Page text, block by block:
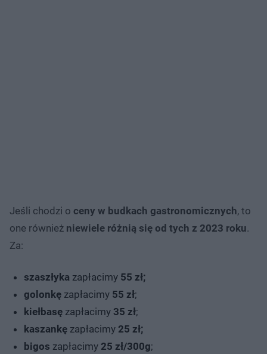
Jeśli chodzi o ceny w budkach gastronomicznych, to
one również niewiele różnią się od tych z 2023 roku.
Za:
szaszłyka zapłacimy 55 zł;
golonkę zapłacimy 55 zł;
kiełbasę zapłacimy 35 zł;
kaszankę zapłacimy 25 zł;
bigos zapłacimy 25 zł/300g;